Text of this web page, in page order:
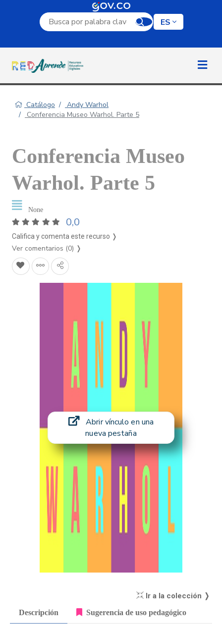
Campo de búsqueda por palabra clave
ES
Catálogo
Andy Warhol
Conferencia Museo Warhol. Parte 5
Conferencia Museo
Warhol. Parte 5
None
0,0
Califica y comenta este recurso ❭
Ver comentarios (0) ❭
Abrir vínculo en una
nueva pestaña
Ir a la colección ❭
Descripción Sugerencia de uso pedagógico